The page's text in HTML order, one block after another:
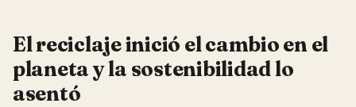
El reciclaje inició el cambio en el
planeta y la sostenibilidad lo
asentó